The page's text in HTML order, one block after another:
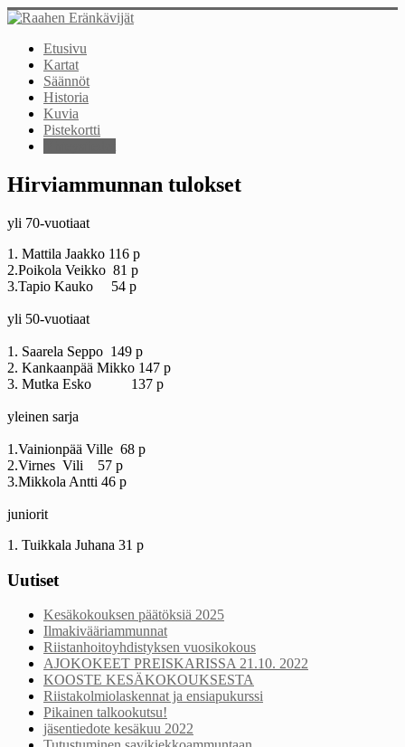
Etusivu
Kartat
Säännöt
Historia
Kuvia
Pistekortti
Hirviammunnan tulokset
yli 70-vuotiaat
1. Mattila Jaakko 116 p
2.Poikola Veikko 81 p
3.Tapio Kauko 54 p
yli 50-vuotiaat
1. Saarela Seppo 149 p
2. Kankaanpää Mikko 147 p
3. Mutka Esko 137 p
yleinen sarja
1.Vainionpää Ville 68 p
2.Virnes Vili 57 p
3.Mikkola Antti 46 p
juniorit
1. Tuikkala Juhana 31 p
Uutiset
Kesäkokouksen päätöksiä 2025
Ilmakivääriammunnat
Riistanhoitoyhdistyksen vuosikokous
AJOKOKEET PREISKARISSA 21.10. 2022
KOOSTE KESÄKOKOUKSESTA
Riistakolmiolaskennat ja ensiapukurssi
Pikainen talkookutsu!
jäsentiedote kesäkuu 2022